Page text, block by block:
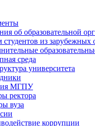
об образовательной
из зарубежных
среда
университета
МГПУ
ректора
вуза
коррупции